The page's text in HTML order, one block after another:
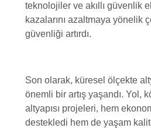
teknolojiler ve akıllı güvenlik
kazalarını azaltmaya yönelik
güvenliği artırdı.
Son olarak, küresel ölçekte
önemli bir artış yaşandı. Yol,
altyapısı projeleri, hem
destekledi hem de yaşam